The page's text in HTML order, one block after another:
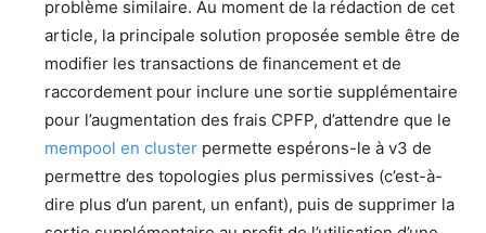
problème similaire. Au moment de la rédaction de cet
article, la principale solution proposée semble être de
modifier les transactions de financement et de
raccordement pour inclure une sortie supplémentaire
pour l’augmentation des frais CPFP, d’attendre que le
mempool en cluster permette espérons-le à v3 de
permettre des topologies plus permissives (c’est-à-
dire plus d’un parent, un enfant), puis de supprimer la